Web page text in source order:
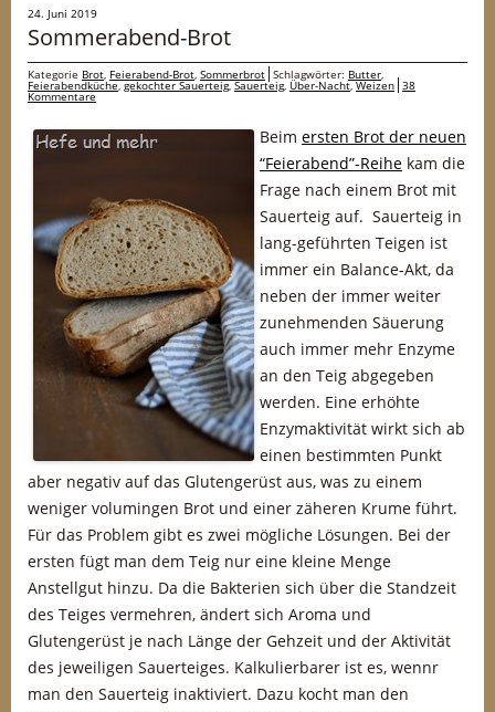
24. Juni 2019
Sommerabend-Brot
Kategorie Brot, Feierabend-Brot, Sommerbrot Schlagwörter: Butter,
Feierabendküche,gekochter Sauerteig,Sauerteig, Über-Nacht,Weizen 38
Kommentare
Beim ersten Brot der neuen
“Feierabend”-Reihe kam die
Frage nach einem Brot mit
Sauerteig auf. Sauerteig in
lang-geführten Teigen ist
immer ein Balance-Akt, da
neben der immer weiter
zunehmenden Säuerung
auch immer mehr Enzyme
an den Teig abgegeben
werden. Eine erhöhte
Enzymaktivität wirkt sich ab
einen bestimmten Punkt
aber negativ auf das Glutengerüst aus, was zu einem
weniger volumingen Brot und einer zäheren Krume führt.
Für das Problem gibt es zwei mögliche Lösungen. Bei der
ersten fügt man dem Teig nur eine kleine Menge
Anstellgut hinzu. Da die Bakterien sich über die Standzeit
des Teiges vermehren, ändert sich Aroma und
Glutengerüst je nach Länge der Gehzeit und der Aktivität
des jeweiligen Sauerteiges. Kalkulierbarer ist es, wennr
man den Sauerteig inaktiviert. Dazu kocht man den